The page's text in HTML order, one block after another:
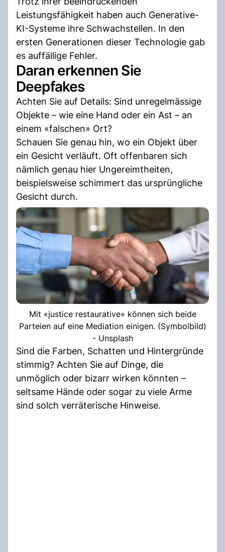
Leistungsfähigkeit haben auch Generative-
KI-Systeme ihre Schwachstellen. In den
ersten Generationen dieser Technologie gab
es auffällige Fehler.
Daran erkennen Sie
Deepfakes
Achten Sie auf Details: Sind unregelmässige
Objekte – wie eine Hand oder ein Ast – an
einem «falschen» Ort?
Schauen Sie genau hin, wo ein Objekt über
ein Gesicht verläuft. Oft offenbaren sich
nämlich genau hier Ungereimtheiten,
beispielsweise schimmert das ursprüngliche
Gesicht durch.
Mit «justice restaurative» können sich beide
Parteien auf eine Mediation einigen. (Symbolbild)
- Unsplash
Sind die Farben, Schatten und Hintergründe
stimmig? Achten Sie auf Dinge, die
unmöglich oder bizarr wirken könnten –
seltsame Hände oder sogar zu viele Arme
sind solch verräterische Hinweise.